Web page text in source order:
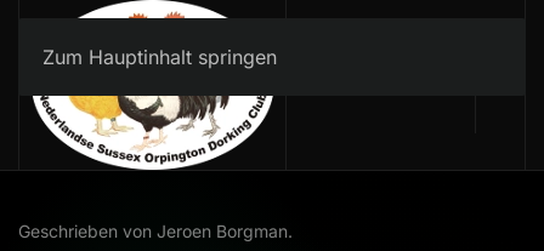
Zum Hauptinhalt springen
Geschrieben von Jeroen Borgman.